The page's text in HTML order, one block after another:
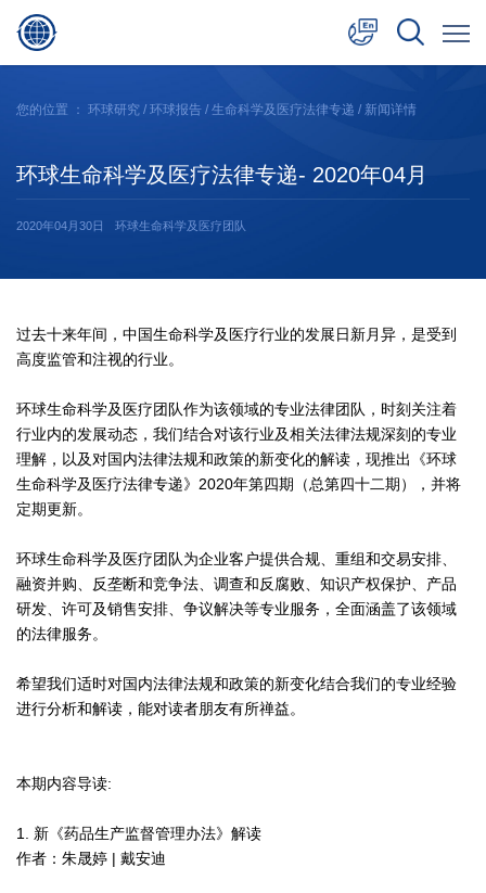
日本語
您的位置 ： 环球研究 / 环球报告 / 生命科学及医疗法律专递 / 新闻详情
环球生命科学及医疗法律专递- 2020年04月
2020年04月30日 环球生命科学及医疗团队
过去十来年间，中国生命科学及医疗行业的发展日新月异，是受到
高度监管和注视的行业。
环球生命科学及医疗团队作为该领域的专业法律团队，时刻关注着
行业内的发展动态，我们结合对该行业及相关法律法规深刻的专业
理解，以及对国内法律法规和政策的新变化的解读，现推出《环球
生命科学及医疗法律专递》2020年第四期（总第四十二期），并将
定期更新。
环球生命科学及医疗团队为企业客户提供合规、重组和交易安排、
融资并购、反垄断和竞争法、调查和反腐败、知识产权保护、产品
研发、许可及销售安排、争议解决等专业服务，全面涵盖了该领域
的法律服务。
希望我们适时对国内法律法规和政策的新变化结合我们的专业经验
进行分析和解读，能对读者朋友有所禅益。
本期内容导读:
1. 新《药品生产监督管理办法》解读
作者：朱晟婷 | 戴安迪